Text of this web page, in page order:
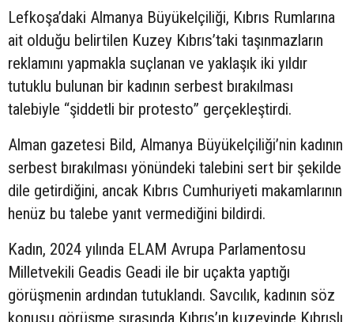
Lefkoşa’daki Almanya Büyükelçiliği, Kıbrıs Rumlarına
ait olduğu belirtilen Kuzey Kıbrıs’taki taşınmazların
reklamını yapmakla suçlanan ve yaklaşık iki yıldır
tutuklu bulunan bir kadının serbest bırakılması
talebiyle “şiddetli bir protesto” gerçekleştirdi.
Alman gazetesi Bild, Almanya Büyükelçiliği’nin kadının
serbest bırakılması yönündeki talebini sert bir şekilde
dile getirdiğini, ancak Kıbrıs Cumhuriyeti makamlarının
henüz bu talebe yanıt vermediğini bildirdi.
Kadın, 2024 yılında ELAM Avrupa Parlamentosu
Milletvekili Geadis Geadi ile bir uçakta yaptığı
görüşmenin ardından tutuklandı. Savcılık, kadının söz
konusu görüşme sırasında Kıbrıs’ın kuzeyinde Kıbrıslı